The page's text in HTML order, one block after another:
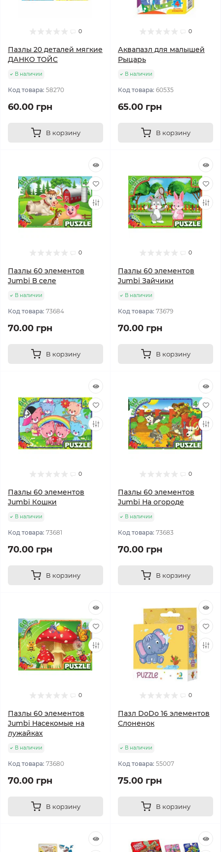
0
Пазлы 20 деталей мягкие
ДАНКО ТОЙС
В наличии
Код товара: 58270
60.00 грн
В корзину
0
Аквапазл для малышей
Рыцарь
В наличии
Код товара: 60535
65.00 грн
В корзину
0
Пазлы 60 элементов
Jumbi В селе
В наличии
Код товара: 73684
70.00 грн
В корзину
0
Пазлы 60 элементов
Jumbi Зайчики
В наличии
Код товара: 73679
70.00 грн
В корзину
0
Пазлы 60 элементов
Jumbi Кошки
В наличии
Код товара: 73681
70.00 грн
В корзину
0
Пазлы 60 элементов
Jumbi На огороде
В наличии
Код товара: 73683
70.00 грн
В корзину
0
Пазлы 60 элементов
Jumbi Насекомые на
лужайках
В наличии
Код товара: 73680
70.00 грн
В корзину
0
Пазл DoDo 16 элементов
Слоненок
В наличии
Код товара: 55007
75.00 грн
В корзину